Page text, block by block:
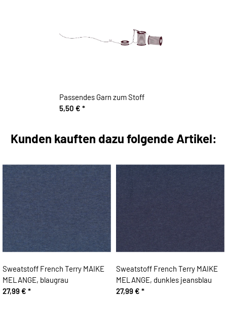
Passendes Garn zum Stoff
5,50 € *
Kunden kauften dazu folgende Artikel:
Sweatstoff French Terry MAIKE
MELANGE, blaugrau
27,99 € *
Sweatstoff French Terry MAIKE
MELANGE, dunkles jeansblau
27,99 € *